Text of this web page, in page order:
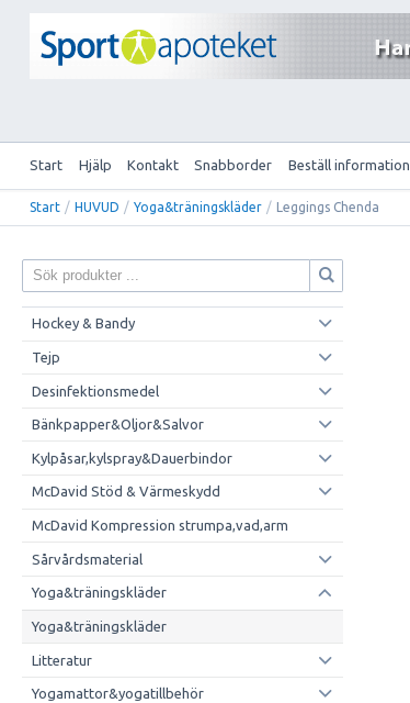
Start Hjälp Kontakt Snabborder Beställ information
Start / HUVUD / Yoga&träningskläder / Leggings Chenda
Hockey & Bandy
Tejp
Desinfektionsmedel
Bänkpapper&Oljor&Salvor
Kylpåsar,kylspray&Dauerbindor
McDavid Stöd & Värmeskydd
McDavid Kompression strumpa,vad,arm
Sårvårdsmaterial
Yoga&träningskläder
Yoga&träningskläder
Litteratur
Yogamattor&yogatillbehör